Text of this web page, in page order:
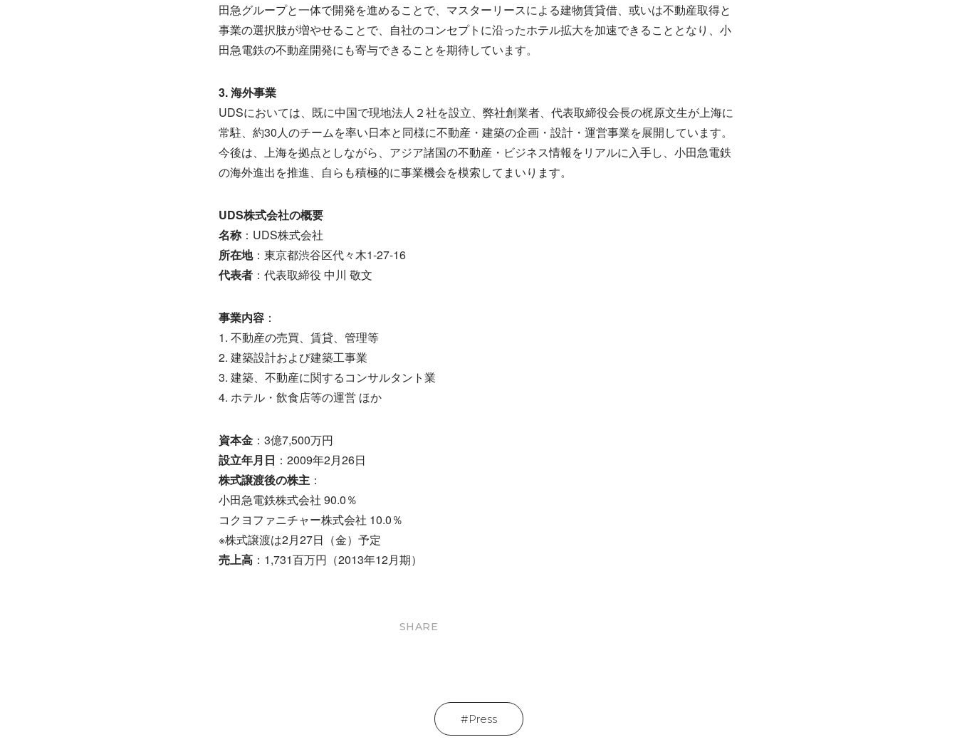
田急グループと一体で開発を進めることで、マスターリースによる建物賃貸借、或いは不動産取得と
事業の選択肢が増やせることで、自社のコンセプトに沿ったホテル拡大を加速できることとなり、小
田急電鉄の不動産開発にも寄与できることを期待しています。
3. 海外事業
UDSにおいては、既に中国で現地法人２社を設立、弊社創業者、代表取締役会長の梶原文生が上海に
常駐、約30人のチームを率い日本と同様に不動産・建築の企画・設計・運営事業を展開しています。
今後は、上海を拠点としながら、アジア諸国の不動産・ビジネス情報をリアルに入手し、小田急電鉄
の海外進出を推進、自らも積極的に事業機会を模索してまいります。
UDS株式会社の概要
名称：UDS株式会社
所在地：東京都渋谷区代々木1-27-16
代表者 ：代表取締役 中川 敬文
事業内容 ：
1. 不動産の売買、賃貸、管理等
2. 建築設計および建築工事業
3. 建築、不動産に関するコンサルタント業
4. ホテル・飲食店等の運営 ほか
資本金 ：3億7,500万円
設立年月日 ：2009年2月26日
株式譲渡後の株主 ：
小田急電鉄株式会社 90.0％
コクヨファニチャー株式会社 10.0％
※株式譲渡は2月27日（金）予定
売上高 ：1,731百万円（2013年12月期）
SHARE
Press